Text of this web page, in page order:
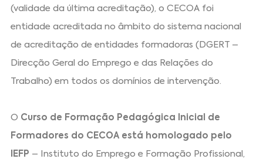
(validade da última acreditação), o CECOA foi
entidade acreditada no âmbito do sistema nacional
de acreditação de entidades formadoras (DGERT –
Direcção Geral do Emprego e das Relações do
Trabalho) em todos os domínios de intervenção.
O Curso de Formação Pedagógica Inicial de
Formadores do CECOA está homologado pelo
IEFP – Instituto do Emprego e Formação Profissional,